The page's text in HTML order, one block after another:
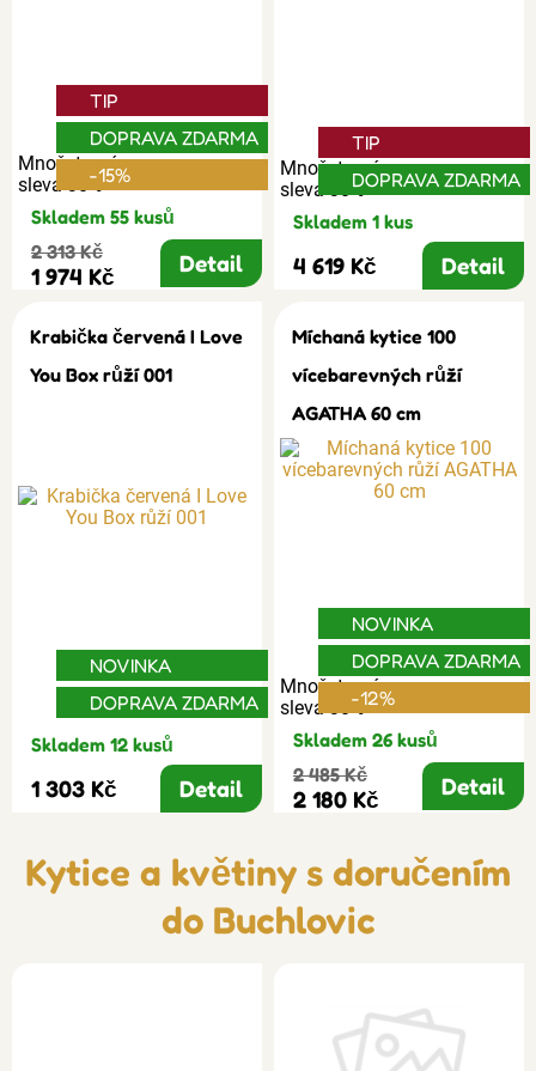
Množstevní
sleva 30%
TIP
DOPRAVA ZDARMA
-15%
Skladem 55 kusů
2 313 Kč
1 974 Kč Detail
Množstevní
sleva 30%
TIP
DOPRAVA ZDARMA
Skladem 1 kus
4 619 Kč Detail
Krabička červená I Love
You Box růží 001
NOVINKA
DOPRAVA ZDARMA
Skladem 12 kusů
1 303 Kč Detail
Míchaná kytice 100
vícebarevných růží
AGATHA 60 cm
Množstevní
sleva 30%
NOVINKA
DOPRAVA ZDARMA
-12%
Skladem 26 kusů
2 485 Kč
2 180 Kč Detail
Kytice a květiny s doručením
do Buchlovic